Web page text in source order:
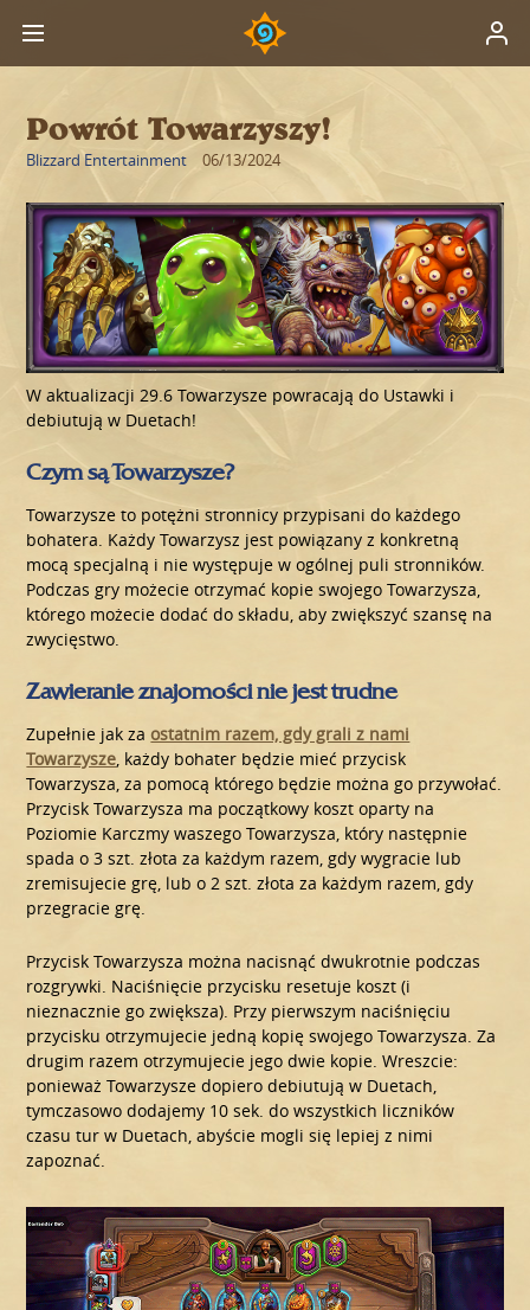
Powrót Towarzyszy!
Blizzard Entertainment 06/13/2024
W aktualizacji 29.6 Towarzysze powracają do Ustawki i
debiutują w Duetach!
Czym są Towarzysze?
Towarzysze to potężni stronnicy przypisani do każdego
bohatera. Każdy Towarzysz jest powiązany z konkretną
mocą specjalną i nie występuje w ogólnej puli stronników.
Podczas gry możecie otrzymać kopie swojego Towarzysza,
którego możecie dodać do składu, aby zwiększyć szansę na
zwycięstwo.
Zawieranie znajomości nie jest trudne
Zupełnie jak zaostatnim razem, gdy grali z nami
Towarzysze , każdy bohater będzie mieć przycisk
Towarzysza, za pomocą którego będzie można go przywołać.
Przycisk Towarzysza ma początkowy koszt oparty na
Poziomie Karczmy waszego Towarzysza, który następnie
spada o 3 szt. złota za każdym razem, gdy wygracie lub
zremisujecie grę, lub o 2 szt. złota za każdym razem, gdy
przegracie grę.
Przycisk Towarzysza można nacisnąć dwukrotnie podczas
rozgrywki. Naciśnięcie przycisku resetuje koszt (i
nieznacznie go zwiększa). Przy pierwszym naciśnięciu
przycisku otrzymujecie jedną kopię swojego Towarzysza. Za
drugim razem otrzymujecie jego dwie kopie. Wreszcie:
ponieważ Towarzysze dopiero debiutują w Duetach,
tymczasowo dodajemy 10 sek. do wszystkich liczników
czasu tur w Duetach, abyście mogli się lepiej z nimi
zapoznać.